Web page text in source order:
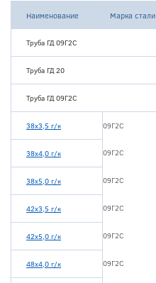
Наименование Марка стали
Труба ГД 09Г2С
Труба ГД 20
Труба ГД 09Г2С
38х3,5 г/к 09Г2С
38х4,0 г/к 09Г2С
38х5,0 г/к 09Г2С
42х3,5 г/к 09Г2С
42х5,0 г/к 09Г2С
48х4,0 г/к 09Г2С